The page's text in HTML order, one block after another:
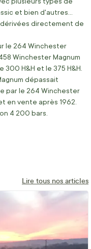
et bien d'autres…
dérivées directement de
le 264 Winchester
Winchester Magnum
H&H et le 375 H&H.
dépassait
par le 264 Winchester
en vente après 1962.
4 200 bars.
Lire tous nos articles